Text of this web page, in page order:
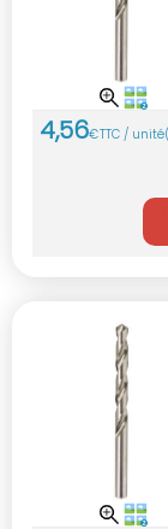
4,56€TTC /